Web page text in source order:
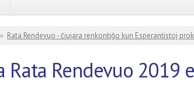
here
» Rata Rendevuo - ĉiujara renkontiĝo kun Esperantistoj
Rata Rendevuo 2019